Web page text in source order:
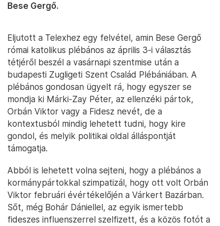
Bese Gergő.
Eljutott a Telexhez egy felvétel, amin Bese Gergő
római katolikus plébános az április 3-i választás
tétjéről beszél a vasárnapi szentmise után a
budapesti Zugligeti Szent Család Plébániában. A
plébános gondosan ügyelt rá, hogy egyszer se
mondja ki Márki-Zay Péter, az ellenzéki pártok,
Orbán Viktor vagy a Fidesz nevét, de a
kontextusból mindig lehetett tudni, hogy kire
gondol, és melyik politikai oldal álláspontját
támogatja.
Abból is lehetett volna sejteni, hogy a plébános a
kormánypártokkal szimpatizál, hogy ott volt Orbán
Viktor februári évértékelőjén a Várkert Bazárban.
Sőt, még Bohár Dániellel, az egyik ismertebb
fideszes influenszerrel szelfizett, és a közös fotót a